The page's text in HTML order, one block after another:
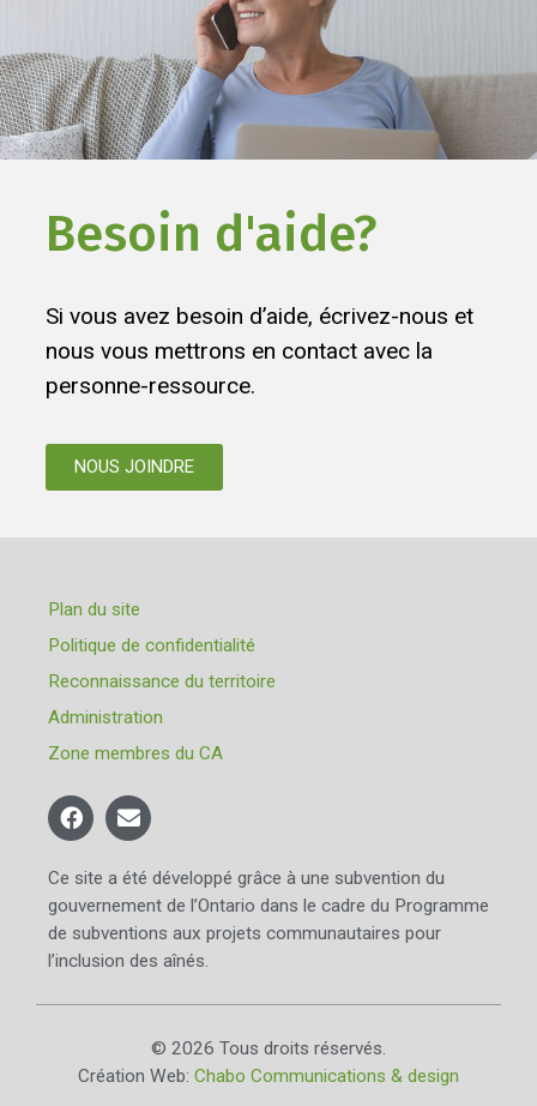
Besoin d'aide?
Si vous avez besoin d’aide, écrivez-nous et
nous vous mettrons en contact avec la
personne-ressource.
NOUS JOINDRE
Plan du site
Politique de confidentialité
Reconnaissance du territoire
Administration
Zone membres du CA
Ce site a été développé grâce à une subvention du
gouvernement de l’Ontario dans le cadre du Programme
de subventions aux projets communautaires pour
l’inclusion des aînés.
© 2026 Tous droits réservés.
Création Web: Chabo Communications & design